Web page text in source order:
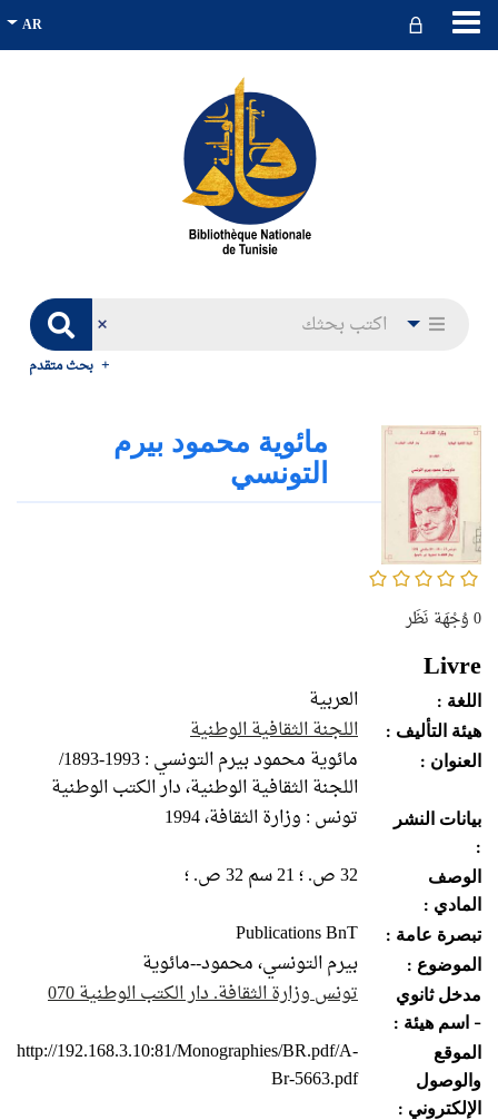
بحث متقدم
0/5
0وُجْهَة نَظَر
مائوية محمود بيرم
التونسي‏
Livre
اللغة : العربية
هيئة التأليف : اللجنة الثقافية الوطنية
العنوان :
مائوية محمود بيرم التونسي‏ : ‏1893-1993/
اللجنة الثقافية الوطنية، دار الكتب الوطنية
بيانات النشر
:
تونس : وزارة الثقافة، 1994
الوصف
المادي :
32 ص. ؛ 21 سم 32 ص. ؛
تبصرة عامة : Publications BnT
الموضوع : بيرم التونسي، محمود--مائوية
مدخل ثانوي
- اسم هيئة :
تونس وزارة الثقافة. دار الكتب الوطنية 070
الموقع
والوصول
الإلكتروني :
http://192.168.3.10:81/Monographies/BR.pdf/A-
Br-5663.pdf